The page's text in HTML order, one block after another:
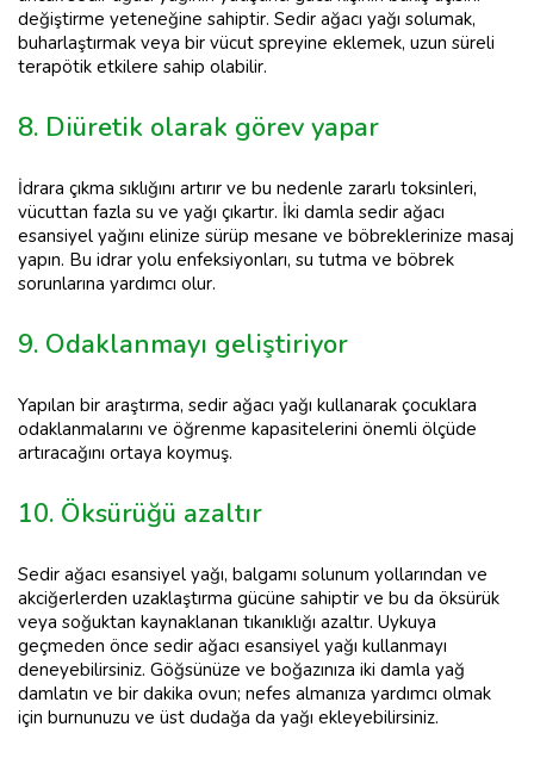
değiştirme yeteneğine sahiptir. Sedir ağacı yağı solumak,
buharlaştırmak veya bir vücut spreyine eklemek, uzun süreli
terapötik etkilere sahip olabilir.
8. Diüretik olarak görev yapar
İdrara çıkma sıklığını artırır ve bu nedenle zararlı toksinleri,
vücuttan fazla su ve yağı çıkartır. İki damla sedir ağacı
esansiyel yağını elinize sürüp mesane ve böbreklerinize masaj
yapın. Bu idrar yolu enfeksiyonları, su tutma ve böbrek
sorunlarına yardımcı olur.
9. Odaklanmayı geliştiriyor
Yapılan bir araştırma, sedir ağacı yağı kullanarak çocuklara
odaklanmalarını ve öğrenme kapasitelerini önemli ölçüde
artıracağını ortaya koymuş.
10. Öksürüğü azaltır
Sedir ağacı esansiyel yağı, balgamı solunum yollarından ve
akciğerlerden uzaklaştırma gücüne sahiptir ve bu da öksürük
veya soğuktan kaynaklanan tıkanıklığı azaltır. Uykuya
geçmeden önce sedir ağacı esansiyel yağı kullanmayı
deneyebilirsiniz. Göğsünüze ve boğazınıza iki damla yağ
damlatın ve bir dakika ovun; nefes almanıza yardımcı olmak
için burnunuzu ve üst dudağa da yağı ekleyebilirsiniz.